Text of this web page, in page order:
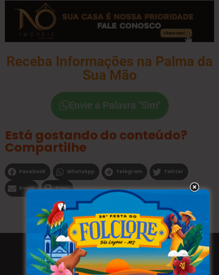
Receba Informações na Palma da
Sua Mão
Envie a Palavra "Sim"
Está gostando do conteúdo?
Compartilhe
Facebook WhatsApp Telegram Twitter
Email Print
Todos os direitos reservados a WEBFAVORITA.COM.BR